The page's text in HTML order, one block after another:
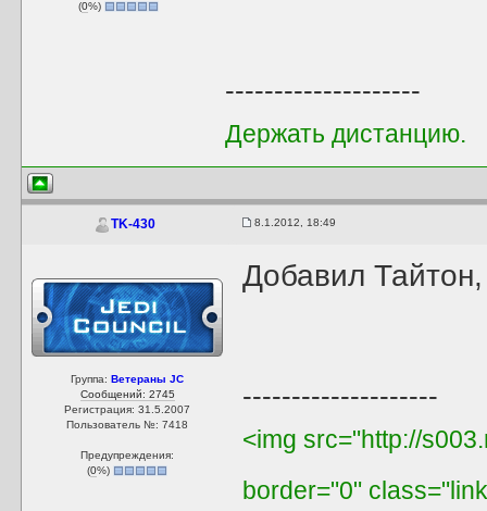
(0%)
--------------------
Держать дистанцию.
TK-430 8.1.2012, 18:49
Группа:Ветераны JC
Сообщений: 2745
Регистрация: 31.5.2007
Пользователь №: 7418
Предупреждения:
(0%)
Добавил
--------------------
<img src="http://
border="0"